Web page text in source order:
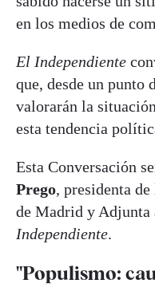
en los medios de
El Independiente
que, desde un
valorarán la
esta tendencia
Esta Conversación
Prego, presidenta
de Madrid y Adjunta
Independiente.
"Populismo: